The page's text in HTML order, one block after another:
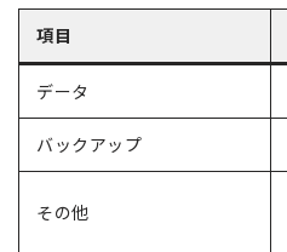
項目
データ
バックアップ
その他